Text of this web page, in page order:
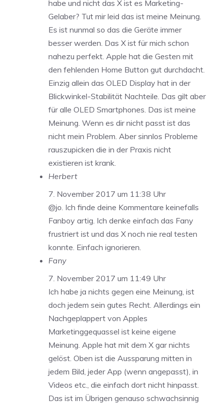
habe und nicht das X ist es Marketing-
Gelaber? Tut mir leid das ist meine Meinung.
Es ist nunmal so das die Geräte immer
besser werden. Das X ist für mich schon
nahezu perfekt. Apple hat die Gesten mit
den fehlenden Home Button gut durchdacht.
Einzig allein das OLED Display hat in der
Blickwinkel-Stabilität Nachteile. Das gilt aber
für alle OLED Smartphones. Das ist meine
Meinung. Wenn es dir nicht passt ist das
nicht mein Problem. Aber sinnlos Probleme
rauszupicken die in der Praxis nicht
existieren ist krank.
Herbert
7. November 2017 um 11:38 Uhr
@jo. Ich finde deine Kommentare keinefalls
Fanboy artig. Ich denke einfach das Fany
frustriert ist und das X noch nie real testen
konnte. Einfach ignorieren.
Fany
7. November 2017 um 11:49 Uhr
Ich habe ja nichts gegen eine Meinung, ist
doch jedem sein gutes Recht. Allerdings ein
Nachgeplappert von Apples
Marketinggequassel ist keine eigene
Meinung. Apple hat mit dem X gar nichts
gelöst. Oben ist die Aussparung mitten in
jedem Bild, jeder App (wenn angepasst), in
Videos etc., die einfach dort nicht hinpasst.
Das ist im Übrigen genauso schwachsinnig